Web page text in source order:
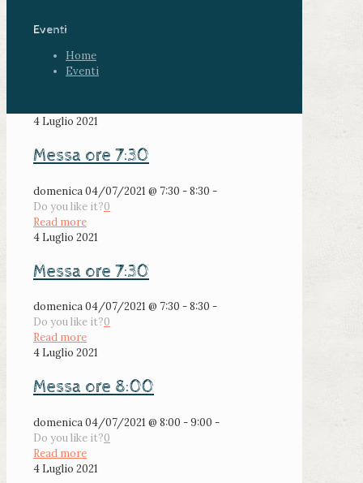
Eventi
Home
Eventi
4 Luglio 2021
Messa ore 7:30
domenica 04/07/2021 @ 7:30 - 8:30 -
Do you like it?0
Read more
4 Luglio 2021
Messa ore 7:30
domenica 04/07/2021 @ 7:30 - 8:30 -
Do you like it?0
Read more
4 Luglio 2021
Messa ore 8:00
domenica 04/07/2021 @ 8:00 - 9:00 -
Do you like it?0
Read more
4 Luglio 2021